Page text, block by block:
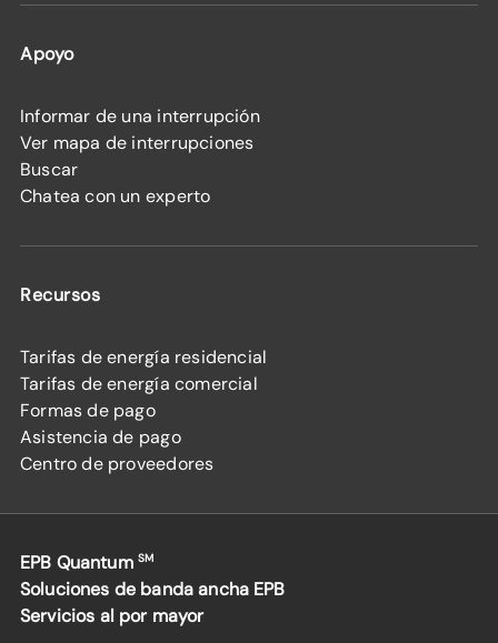
Apoyo
Informar de una interrupción
Ver mapa de interrupciones
Buscar
Chatea con un experto
Recursos
Tarifas de energía residencial
Tarifas de energía comercial
Formas de pago
Asistencia de pago
Centro de proveedores
EPB Quantum SM
Soluciones de banda ancha EPB
Servicios al por mayor